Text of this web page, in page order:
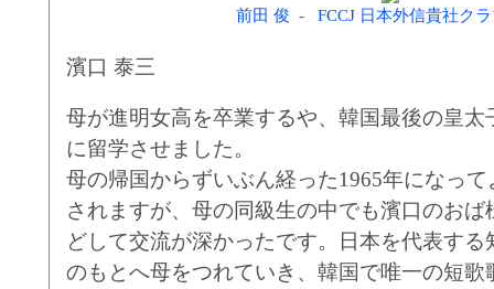
前田 俊 - FCCJ 日本外信貴社クラ
濱口 泰三
母が進明女高を卒業するや、韓国最後の皇太
に留学させました。
母の帰国からずいぶん経った1965年になっ
されますが、母の同級生の中でも濱口のお
どして交流が深かったです。日本を代表す
のもとへ母をつれていき、韓国で唯一の短歌